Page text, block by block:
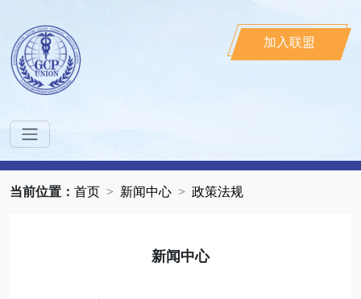
加入联盟
当前位置： 首页 新闻中心 政策法规
新闻中心